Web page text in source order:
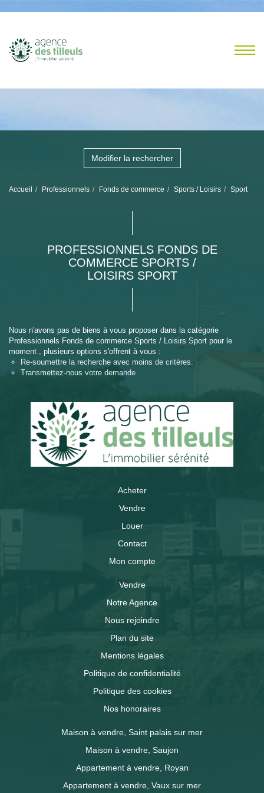
Modifier la rechercher
Accueil Professionnels Fonds de commerce Sports / Loisirs Sport
PROFESSIONNELS FONDS DE
COMMERCE SPORTS /
LOISIRS SPORT
Nous n'avons pas de biens à vous proposer dans la catégorie
Professionnels Fonds de commerce Sports / Loisirs Sport pour le
moment , plusieurs options s'offrent à vous :
Re-soumettre la recherche avec moins de critères.
Transmettez-nous votre demande
Acheter
Vendre
Louer
Contact
Mon compte
Vendre
Notre Agence
Nous rejoindre
Plan du site
Mentions légales
Politique de confidentialité
Politique des cookies
Nos honoraires
Maison à vendre, Saint palais sur mer
Maison à vendre, Saujon
Appartement à vendre, Royan
Appartement à vendre, Vaux sur mer